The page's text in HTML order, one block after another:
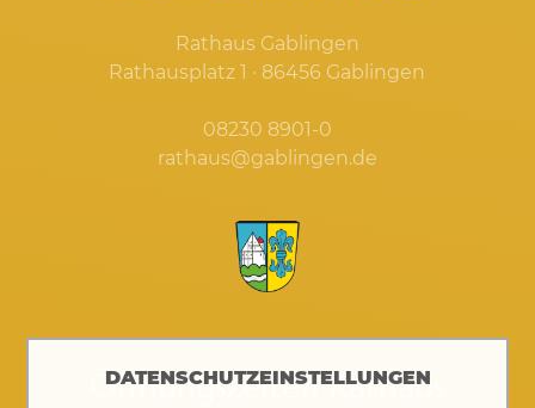
Rathaus Gablingen
Rathausplatz 1 · 86456 Gablingen
08230 8901-0
rathaus@gablingen.de
Öffnungszeiten Rathaus
DATENSCHUTZEINSTELLUNGEN